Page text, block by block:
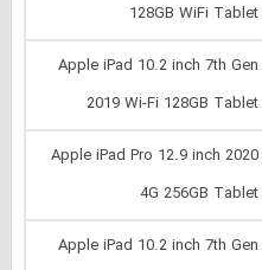
128GB WiFi Tablet
Apple iPad 10.2 inch 7th Gen
2019 Wi-Fi 128GB Tablet
Apple iPad Pro 12.9 inch 2020
4G 256GB Tablet
Apple iPad 10.2 inch 7th Gen